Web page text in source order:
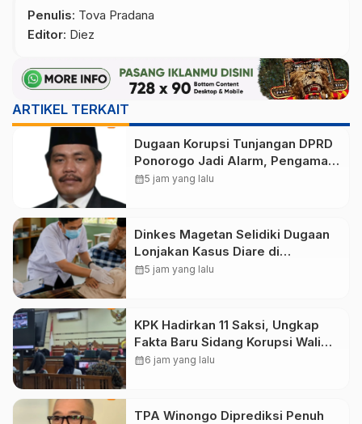
Penulis: Tova Pradana
Editor: Diez
ARTIKEL TERKAIT
Dugaan Korupsi Tunjangan DPRD
Ponorogo Jadi Alarm, Pengamat
Minta Magetan Perkuat Tata
calendar_month5 jam yang lalu
Dinkes Magetan Selidiki Dugaan
Lonjakan Kasus Diare di
Lembeyan, Lakukan Penyelidikan
calendar_month5 jam yang lalu
KPK Hadirkan 11 Saksi, Ungkap
Fakta Baru Sidang Korupsi Wali
Kota Madiun Nonaktif Maidi
calendar_month6 jam yang lalu
TPA Winongo Diprediksi Penuh